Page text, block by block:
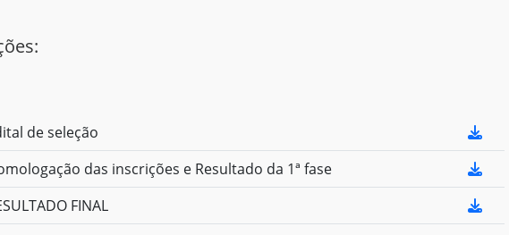
de seleção
das inscrições e Resultado da 1ª fase
FINAL